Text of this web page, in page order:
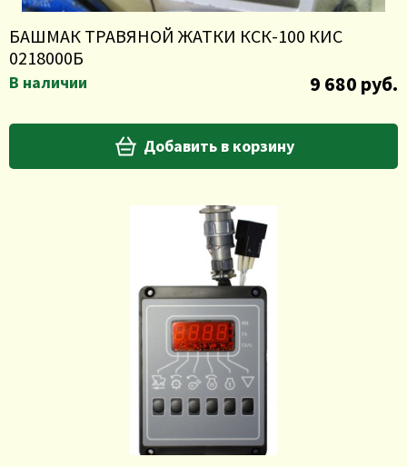
БАШМАК ТРАВЯНОЙ ЖАТКИ КСК-100 КИС
0218000Б
В наличии 9 680 руб.
Добавить в корзину